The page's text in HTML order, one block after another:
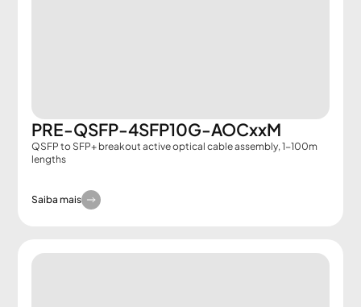
PRE-QSFP-4SFP10G-AOCxxM
QSFP to SFP+ breakout active optical cable assembly, 1-100m
lengths
Saiba mais